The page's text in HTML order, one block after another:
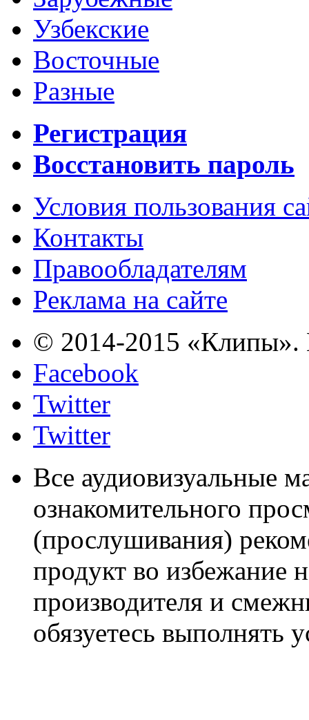
Узбекские
Восточные
Разные
Регистрация
Восстановить пароль
Условия пользования
Контакты
Правообладателям
Реклама на сайте
© 2014-2015 «Клипы».
Facebook
Twitter
Twitter
Все аудиовизуальные
ознакомительного
(прослушивания)
продукт во избежание
производителя и
обязуетесь выполнять